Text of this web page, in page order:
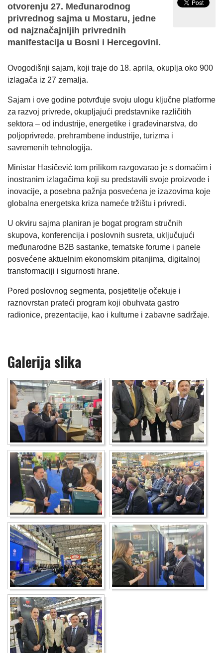
otvorenju 27. Međunarodnog
privrednog sajma u Mostaru, jedne
od najznačajnijih privrednih
manifestacija u Bosni i Hercegovini.
Ovogodišnji sajam, koji traje do 18. aprila, okuplja oko 900
izlagača iz 27 zemalja.
Sajam i ove godine potvrđuje svoju ulogu ključne platforme
za razvoj privrede, okupljajući predstavnike različitih
sektora – od industrije, energetike i građevinarstva, do
poljoprivrede, prehrambene industrije, turizma i
savremenih tehnologija.
Ministar Hasičević tom prilikom razgovarao je s domaćim i
inostranim izlagačima koji su predstavili svoje proizvode i
inovacije, a posebna pažnja posvećena je izazovima koje
globalna energetska kriza nameće tržištu i privredi.
U okviru sajma planiran je bogat program stručnih
skupova, konferencija i poslovnih susreta, uključujući
međunarodne B2B sastanke, tematske forume i panele
posvećene aktuelnim ekonomskim pitanjima, digitalnoj
transformaciji i sigurnosti hrane.
Pored poslovnog segmenta, posjetitelje očekuje i
raznovrstan prateći program koji obuhvata gastro
radionice, prezentacije, kao i kulturne i zabavne sadržaje.
Galerija slika